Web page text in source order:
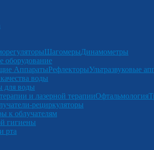
ШагомерыДинамометры
оборудование
АппаратыРефлекторыУльтразвуковые
воды
для воды
и лазерной терапииОфтальмология
рециркуляторы
к облучателям
гигиены
рта